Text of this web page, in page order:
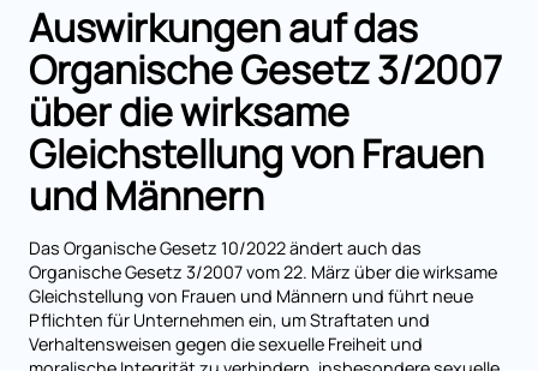
Auswirkungen auf das
Organische Gesetz 3/2007
über die wirksame
Gleichstellung von Frauen
und Männern
Das Organische Gesetz 10/2022 ändert auch das
Organische Gesetz 3/2007 vom 22. März über die wirksame
Gleichstellung von Frauen und Männern und führt neue
Pflichten für Unternehmen ein, um Straftaten und
Verhaltensweisen gegen die sexuelle Freiheit und